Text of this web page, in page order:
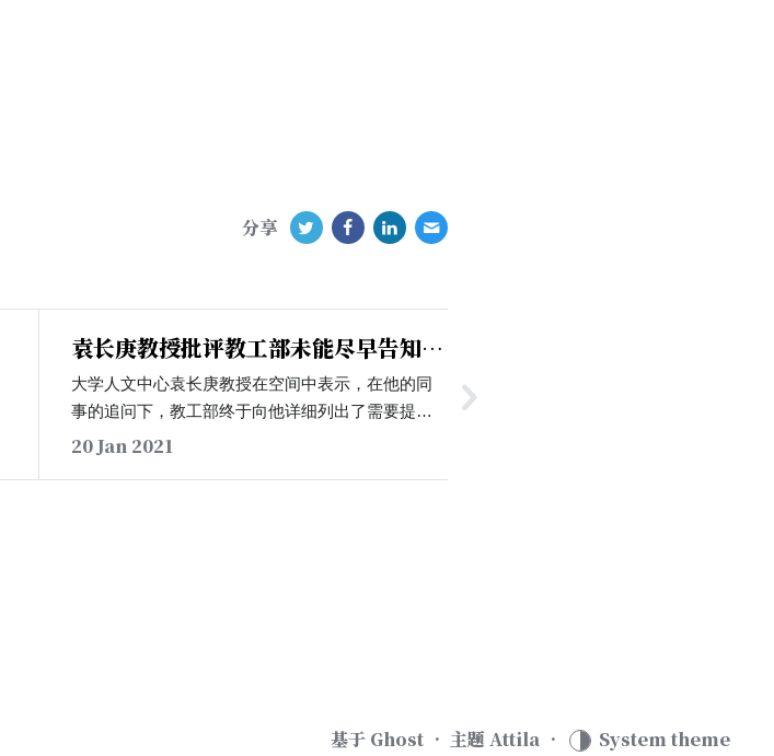
分享
袁长庚教授批评教工部未能尽早告知老
师考查政策
大学人文中心袁长庚教授在空间中表示，在他的同
事的追问下，教工部终于向他详细列出了需要提供
资料的课程和需要提供资料的原因：「『理解死
20 Jan 2021
基于 Ghost • 主题Attila • System theme